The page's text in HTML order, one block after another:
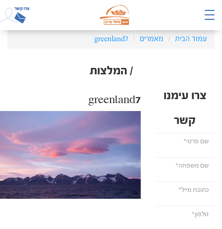
עמוד הבית מאמרים greenland7
/ המלצות
צרו עימנו
קשר
greenland7